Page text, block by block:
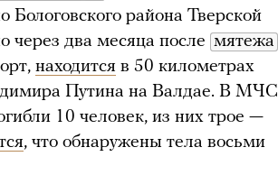
Бологовского района Тверской
через два месяца после мятежа
находится в 50 километрах
Путина на Валдае. В МЧС
10 человек, из них трое —
, что обнаружены тела восьми